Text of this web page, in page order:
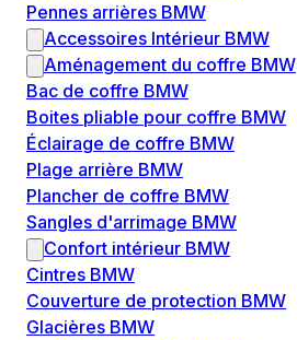
Pennes arrières BMW
Accessoires Intérieur BMW
Aménagement du coffre BMW
Bac de coffre BMW
Boites pliable pour coffre BMW
Éclairage de coffre BMW
Plage arrière BMW
Plancher de coffre BMW
Sangles d'arrimage BMW
Confort intérieur BMW
Cintres BMW
Couverture de protection BMW
Glacières BMW